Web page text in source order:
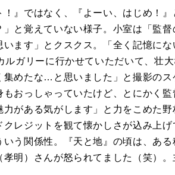
』ではなく、『よーい、はじめ！
」と覚えていない様子。小室は「監
ます」とクスクス。「全く記憶に
ルガリーに行かせていただいて、壮
めたな…と思いました」と撮影のス
おっしゃっていたけど、とにかく
がある気がします」と力をこめた
クレジットを観て懐かしさが込み上
いう関係性。『天と地』の頃は、あ
孝明）さんが怒られてました（笑）